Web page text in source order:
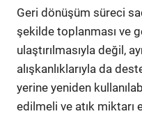
Geri dönüşüm süreci
şekilde toplanması ve
ulaştırılmasıyla değil,
alışkanlıklarıyla da
yerine yeniden
edilmeli ve atık miktarı